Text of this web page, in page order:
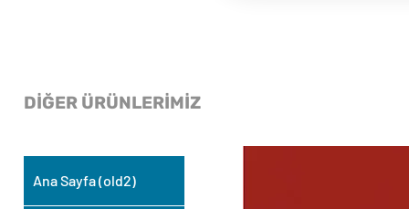
Ana Sayfa (old2)
DİĞER ÜRÜNLERİMİZ